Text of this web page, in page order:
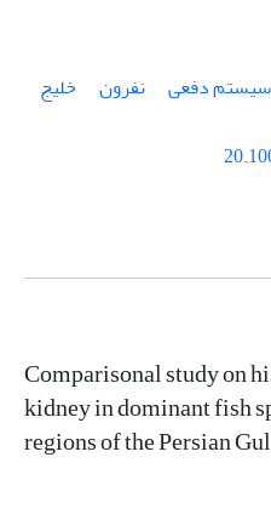
سیستم دفعی نفرون
خلیج
Comparisonal study on
kidney in dominant fish
regions of the Persian